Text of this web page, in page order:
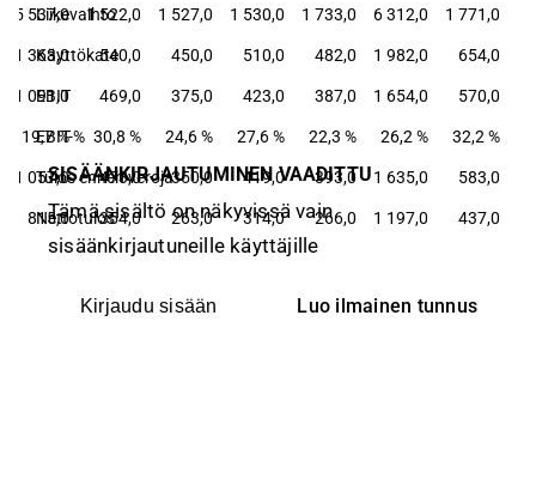
Liikevaihto
5 537,0 1 522,0 1 527,0 1 530,0 1 733,0 6 312,0 1 771,0
Käyttökate
1 363,0 540,0 450,0 510,0 482,0 1 982,0 654,0
EBIT
1 091,0 469,0 375,0 423,0 387,0 1 654,0 570,0
EBIT-%
19,7 % 30,8 % 24,6 % 27,6 % 22,3 % 26,2 % 32,2 %
Tulos ennen veroja
1 057,0 473,0 350,0 419,0 393,0 1 635,0 583,0
Nettotulos
815,0 354,0 263,0 314,0 266,0 1 197,0 437,0
SISÄÄNKIRJAUTUMINEN VAADITTU
Tämä sisältö on näkyvissä vain
sisäänkirjautuneille käyttäjille
Kirjaudu sisään Luo ilmainen tunnus